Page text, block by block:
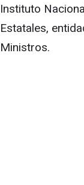
Instituto
Estatales,
Ministros.